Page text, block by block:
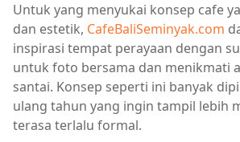
Untuk yang menyukai konsep cafe
dan estetik, CafeBaliSeminyak.com
inspirasi tempat perayaan dengan
untuk foto bersama dan menikmati
santai. Konsep seperti ini banyak
ulang tahun yang ingin tampil lebih
terasa terlalu formal.